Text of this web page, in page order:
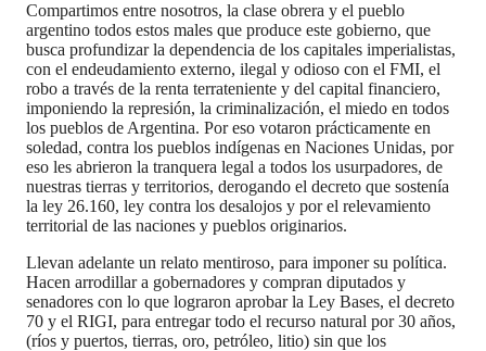
Compartimos entre nosotros, la clase obrera y el pueblo
argentino todos estos males que produce este gobierno, que
busca profundizar la dependencia de los capitales imperialistas,
con el endeudamiento externo, ilegal y odioso con el FMI, el
robo a través de la renta terrateniente y del capital financiero,
imponiendo la represión, la criminalización, el miedo en todos
los pueblos de Argentina. Por eso votaron prácticamente en
soledad, contra los pueblos indígenas en Naciones Unidas, por
eso les abrieron la tranquera legal a todos los usurpadores, de
nuestras tierras y territorios, derogando el decreto que sostenía
la ley 26.160, ley contra los desalojos y por el relevamiento
territorial de las naciones y pueblos originarios.
Llevan adelante un relato mentiroso, para imponer su política.
Hacen arrodillar a gobernadores y compran diputados y
senadores con lo que lograron aprobar la Ley Bases, el decreto
70 y el RIGI, para entregar todo el recurso natural por 30 años,
(ríos y puertos, tierras, oro, petróleo, litio) sin que los